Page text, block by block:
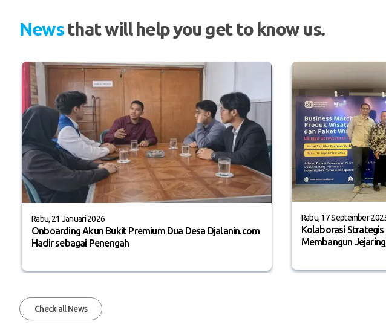
Newsthat will help you get to know us.
Rabu, 21 Januari 2026
Onboarding Akun Bukit Premium Dua Desa Djalanin.com
Hadir sebagai Penengah
Rabu, 17 September
Kolaborasi Strategis
Membangun
Check all News